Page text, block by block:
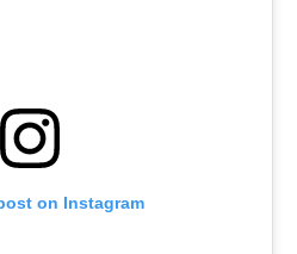
on Instagram